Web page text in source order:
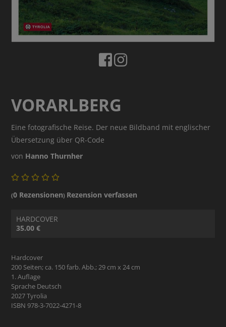
VORARLBERG
Eine fotografische Reise. Der neue Bildband mit englischer
Übersetzung über QR-Code
von Hanno Thurnher
(0 Rezensionen) Rezension verfassen
HARDCOVER
35.00 €
Hardcover
200 Seiten; ca. 150 farb. Abb.; 29 cm x 24 cm
1. Auflage
Sprache Deutsch
2027 Tyrolia
ISBN 978-3-7022-4271-8